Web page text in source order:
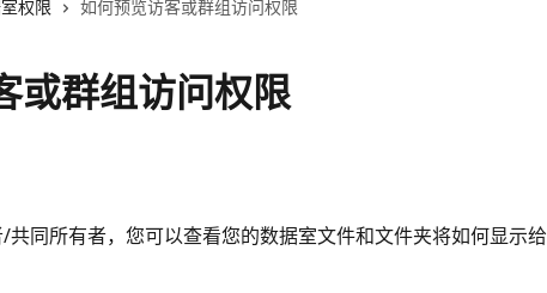
权限 如何预览访客或群组访问权限
或群组访问权限
同所有者，您可以查看您的数据室文件和文件夹将如何显示给